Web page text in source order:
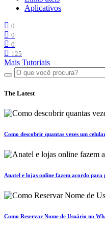
Aplicativos
0
0
0
125
Mais Tutoriais
The Latest
Como descobrir quantas vezes um
Anatel e lojas online fazem acordo para
Como Reservar Nome de Usuário no